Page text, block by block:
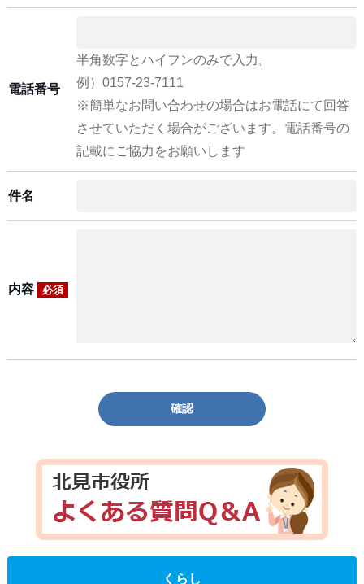
電話番号
半角数字とハイフンのみで入力。
例）0157-23-7111
※簡単なお問い合わせの場合はお電話にて回答
させていただく場合がございます。電話番号の
記載にご協力をお願いします
件名
内容 必須
確認
くらし